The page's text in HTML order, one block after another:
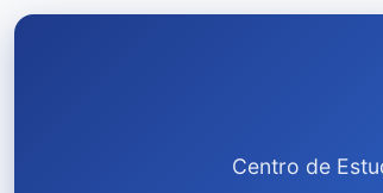
Centro de